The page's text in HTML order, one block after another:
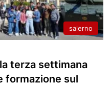
salerno
terza settimana
formazione sul